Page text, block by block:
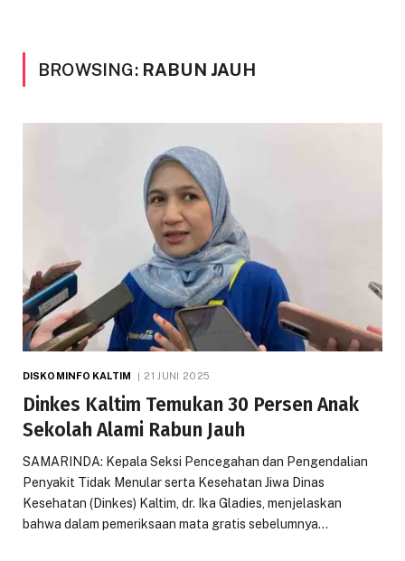
BROWSING: RABUN JAUH
DISKOMINFO KALTIM 21 JUNI 2025
Dinkes Kaltim Temukan 30 Persen Anak
Sekolah Alami Rabun Jauh
SAMARINDA: Kepala Seksi Pencegahan dan Pengendalian
Penyakit Tidak Menular serta Kesehatan Jiwa Dinas
Kesehatan (Dinkes) Kaltim, dr. Ika Gladies, menjelaskan
bahwa dalam pemeriksaan mata gratis sebelumnya…